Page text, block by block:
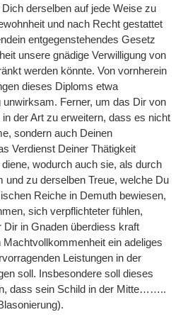
derselben auf jede Weise zu
und nach Recht gestattet
entgegenstehendes Gesetz
unsere gnädige Verwilligung von
werden könnte. Von vornherein
dieses Diploms etwa
unwirksam. Ferner, um das Dir von
der Art zu erweitern, dass es nicht
sondern auch Deinen
Verdienst Deiner Thätigkeit
wodurch auch sie, als durch
zu derselben Treue, welche Du
Reiche in Demuth bewiesen,
sich verpflichteter fühlen,
in Gnaden überdiess kraft
ein adeliges
Leistungen in der
soll. Insbesondere soll dieses
dass sein Schild in der Mitte……..